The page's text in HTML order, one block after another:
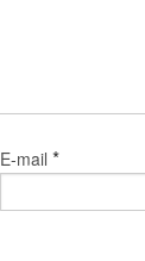
E-mail *